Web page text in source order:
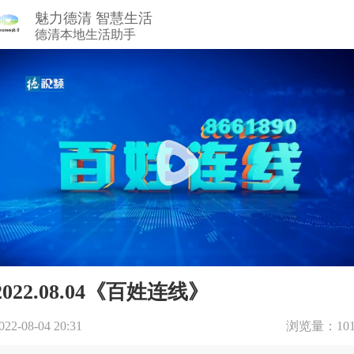
魅力德清 智慧生活
德清本地生活助手
《百姓连线》
08-04 20:31 浏览量：